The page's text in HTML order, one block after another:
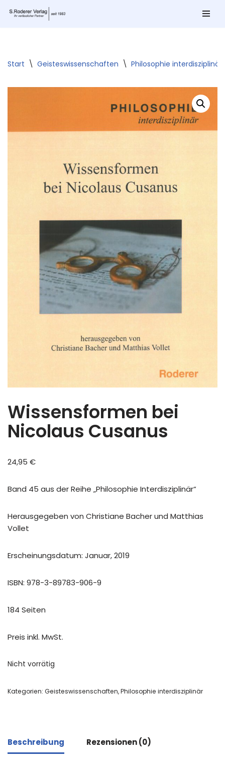
Start \ Geisteswissenschaften \ Philosophie interdisziplinär
Wissensformen bei
Nicolaus Cusanus
24,95 €
Band 45 aus der Reihe „Philosophie Interdisziplinär“
Herausgegeben von Christiane Bacher und Matthias
Vollet
Erscheinungsdatum: Januar, 2019
ISBN: 978-3-89783-906-9
184 Seiten
Preis inkl. MwSt.
Nicht vorrätig
Kategorien: Geisteswissenschaften,Philosophie interdisziplinär
Beschreibung Rezensionen (0)